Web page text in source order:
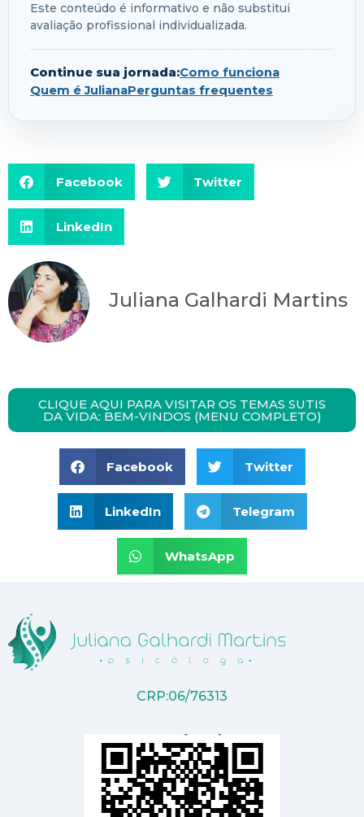
Este conteúdo é informativo e não substitui
avaliação profissional individualizada.
Continue sua jornada:Como funciona
Quem é JulianaPerguntas frequentes
Facebook Twitter
LinkedIn
Juliana Galhardi Martins
CLIQUE AQUI PARA VISITAR OS TEMAS SUTIS
DA VIDA: BEM-VINDOS (MENU COMPLETO)
Facebook Twitter
LinkedIn Telegram
WhatsApp
CRP:06/76313